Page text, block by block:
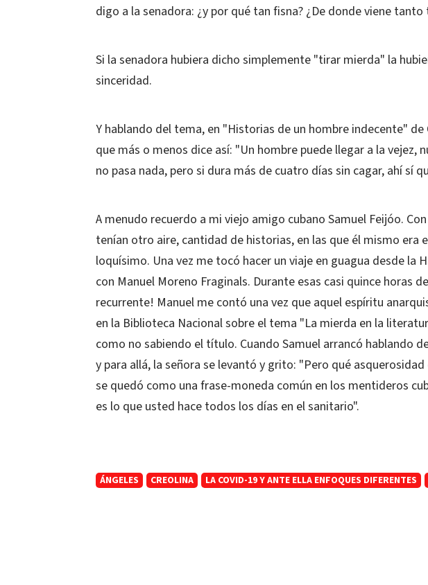
digo a la senadora: ¿y por qué tan fisna? ¿De donde viene
Si la senadora hubiera dicho simplemente "tirar mierda" la
sinceridad.
Y hablando del tema, en "Historias de un hombre indecente" de
que más o menos dice así: "Un hombre puede llegar a la vejez,
no pasa nada, pero si dura más de cuatro días sin cagar, ahí sí
A menudo recuerdo a mi viejo amigo cubano Samuel Feijóo.
tenían otro aire, cantidad de historias, en las que él mismo era
loquísimo. Una vez me tocó hacer un viaje en guagua desde la
con Manuel Moreno Fraginals. Durante esas casi quince horas
recurrente! Manuel me contó una vez que aquel espíritu
en la Biblioteca Nacional sobre el tema "La mierda en la
como no sabiendo el título. Cuando Samuel arrancó hablando
y para allá, la señora se levantó y grito: "Pero qué
se quedó como una frase-moneda común en los mentideros
es lo que usted hace todos los días en el sanitario".
ÁNGELES CREOLINA LA COVID-19 Y ANTE ELLA ENFOQUES DIFERENTES